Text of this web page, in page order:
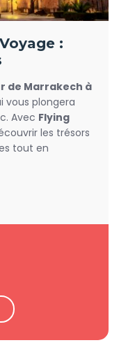
:
de Marrakech à
vous plongera
Avec Flying
les trésors
tout en